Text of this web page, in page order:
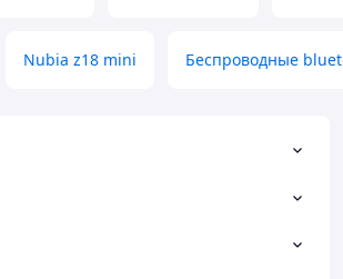
Nubia z18 mini Беспроводные